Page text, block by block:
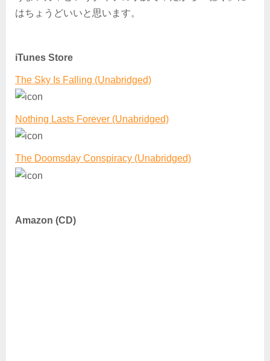
はちょうどいいと思います。
iTunes Store
The Sky Is Falling (Unabridged)
Nothing Lasts Forever (Unabridged)
The Doomsday Conspiracy (Unabridged)
Amazon (CD)